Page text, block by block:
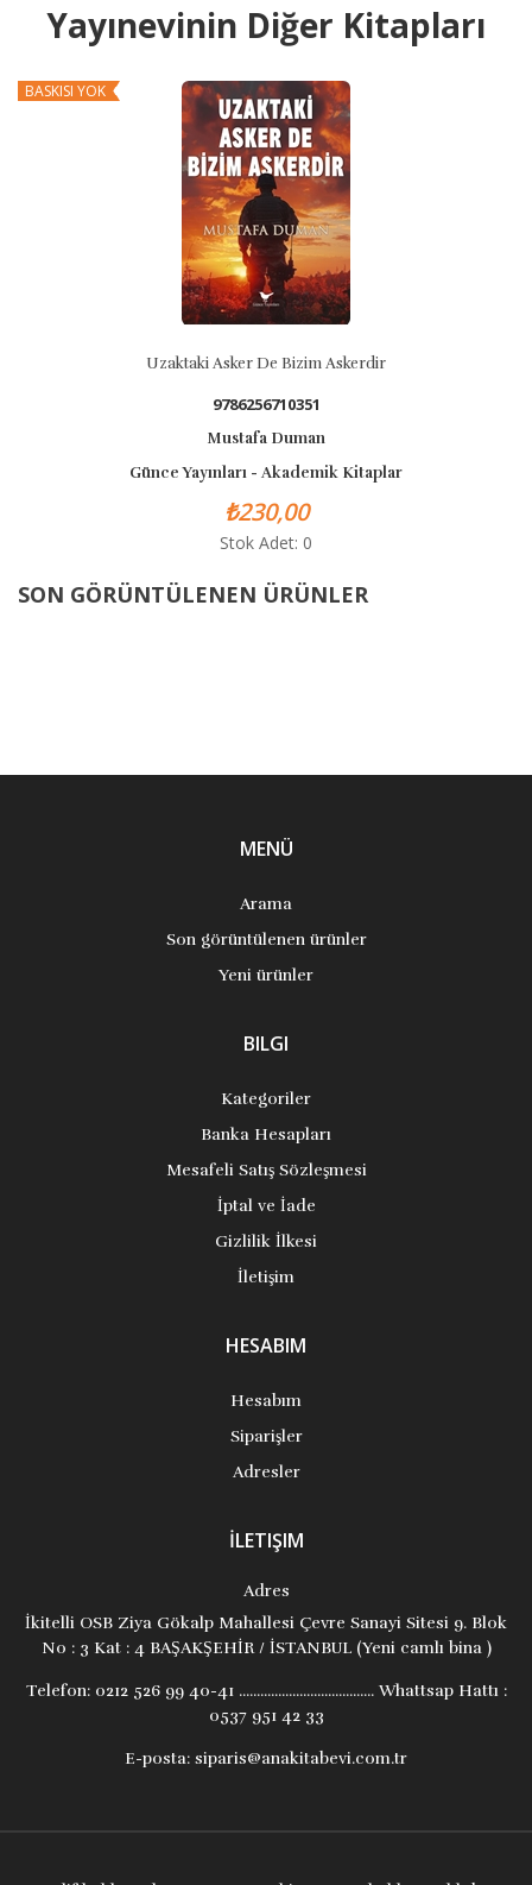
Yayınevinin Diğer Kitapları
YOK
Uzaktaki Asker De Bizim Askerdir
9786256710351
Mustafa Duman
Günce Yayınları - Akademik Kitaplar
₺230,00
Stok Adet: 0
SON GÖRÜNTÜLENEN ÜRÜNLER
MENÜ
Arama
Son görüntülenen ürünler
Yeni ürünler
BILGI
Kategoriler
Banka Hesapları
Mesafeli Satış Sözleşmesi
İptal ve İade
Gizlilik İlkesi
İletişim
HESABIM
Hesabım
Siparişler
Adresler
İLETIŞIM
Adres
İkitelli OSB Ziya Gökalp Mahallesi Çevre Sanayi Sitesi 9. Blok
No : 3 Kat : 4 BAŞAKŞEHİR / İSTANBUL (Yeni camlı bina )
Telefon:0212 526 99 40-41 ...................................... Whattsap Hattı :
0537 951 42 33
E-posta: siparis@anakitabevi.com.tr